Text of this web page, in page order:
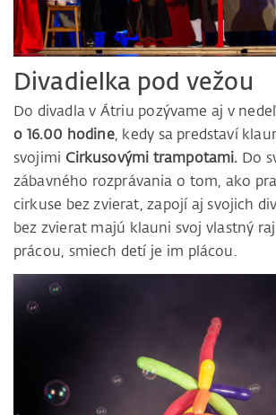
Divadielka pod vežou
Do divadla v Átriu pozývame aj v
o 16.00 hodine, kedy sa predstaví
svojimi Cirkusovými trampotami. Do
zábavného rozprávania o tom, ako
cirkuse bez zvierat, zapojí aj svojich
bez zvierat majú klauni svoj vlastný
prácou, smiech detí je im plácou.